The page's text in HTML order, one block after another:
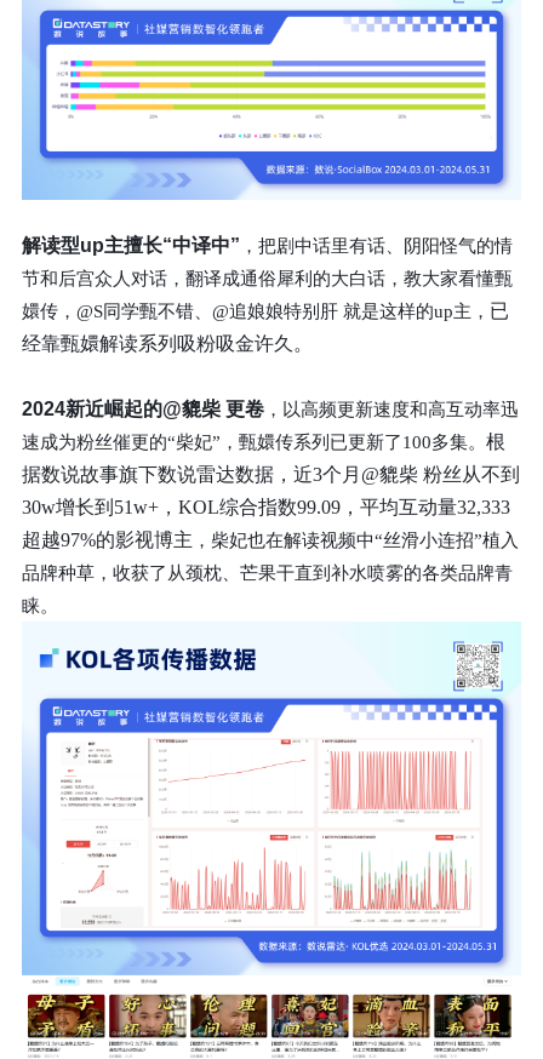
解读型up主擅长“中译中” ，把剧中话里有话、阴阳怪气的情
节和后宫众人对话，翻译成通俗犀利的大白话，教大家看懂甄
嬛传，@S同学甄不错、@追娘娘特别肝 就是这样的up主， 已
经靠甄嬛解读系列吸粉吸金许久。
2024新近崛起的@貔柴 更卷，以高频更新速度和高互动率迅
速成为粉丝催更的“柴妃”，甄嬛传系列已更新了100多集。 根
据数说故事旗下数说雷达数据，近3个月@貔柴 粉丝从不到
30w增长到51w+，KOL综合指数99.09，平均互动量32,333
超越97%的影视博主 ，柴妃也在解读视频中“丝滑小连招”植入
品牌种草，收获了从颈枕、芒果干直到补水喷雾的各类品牌青
睐。